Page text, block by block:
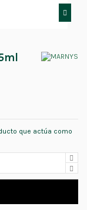
que actúa como